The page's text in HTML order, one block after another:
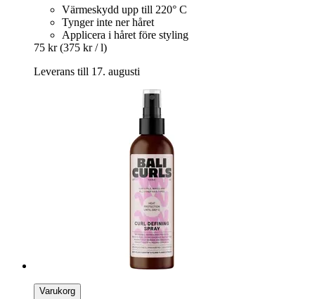
Värmeskydd upp till 220° C
Tynger inte ner håret
Applicera i håret före styling
75 kr (375 kr / l)
Leverans till 17. augusti
Varukorg